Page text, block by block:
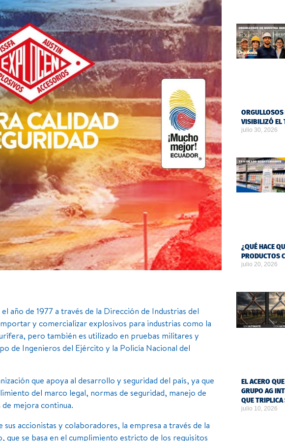
año de 1977 a través de la Dirección de Industrias del
y comercializar explosivos para industrias como la
pero también es utilizado en pruebas militares y
de Ingenieros del Ejército y la Policía Nacional del
que apoya al desarrollo y seguridad del país, ya que
del marco legal, normas de seguridad, manejo de
mejora continua.
accionistas y colaboradores, la empresa a través de la
que se basa en el cumplimiento estricto de los requisitos
ORGULLOSOS
VISIBILIZÓ EL
julio 30, 2026
¿QUÉ HACE
PRODUCTOS
julio 20, 2026
EL ACERO
GRUPO AG
QUE
julio 10, 2026